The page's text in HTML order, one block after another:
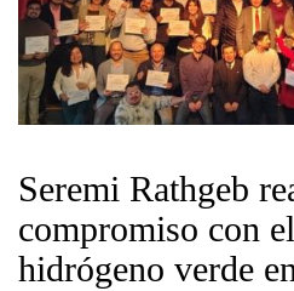
Seremi Rathgeb
compromiso con
hidrógeno verde